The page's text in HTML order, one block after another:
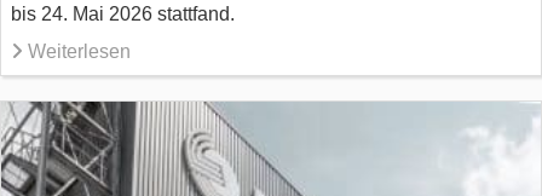
bis 24. Mai 2026 stattfand.
Weiterlesen